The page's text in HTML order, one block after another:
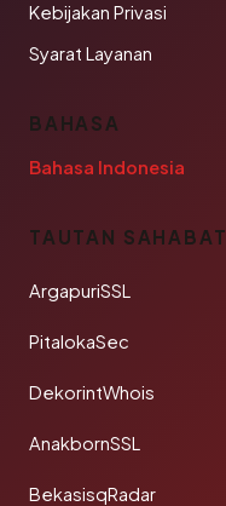
Kebijakan Privasi
Syarat Layanan
BAHASA
Bahasa Indonesia
TAUTAN SAHABAT
ArgapuriSSL
PitalokaSec
DekorintWhois
AnakbornSSL
BekasisqRadar